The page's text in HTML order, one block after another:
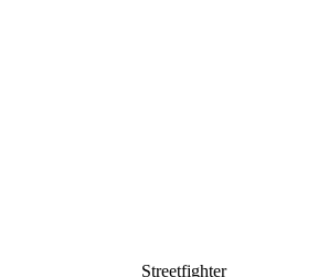
Streetfighter